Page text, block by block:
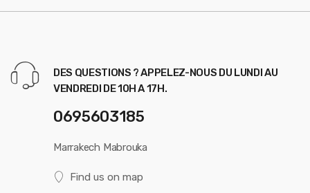
DES QUESTIONS ? APPELEZ-NOUS DU LUNDI AU
VENDREDI DE 10H A 17H.
0695603185
Marrakech Mabrouka
Find us on map